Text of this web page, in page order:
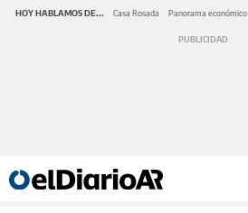
HOY HABLAMOS DE... Casa Rosada Panorama económico